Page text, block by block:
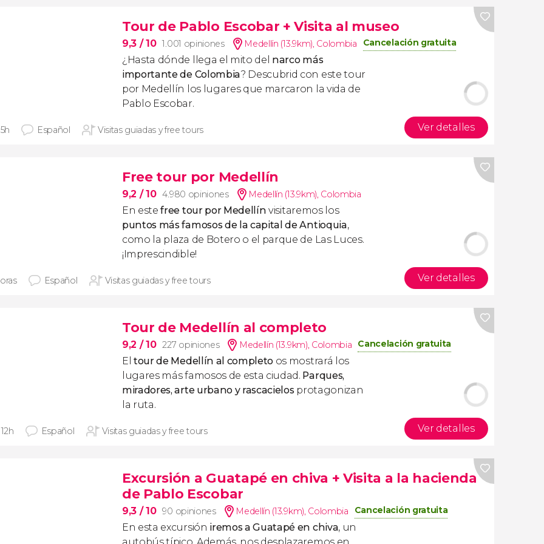
Tour de Pablo Escobar + Visita al museo
9,3 / 10 1.001 opiniones Medellín (13.9km), Colombia Cancelación gratuita
¿Hasta dónde llega el mito del narco más
importante de Colombia? Descubrid con este tour
por Medellín los lugares que marcaron la vida de
Pablo Escobar.
Español Visitas guiadas y free tours Ver detalles
Free tour por Medellín
9,2 / 10 4.980 opiniones Medellín (13.9km), Colombia
En estefree tour por Medellín visitaremos los
puntos más famosos de la capital de Antioquia,
como la plaza de Botero o el parque de Las Luces.
¡Imprescindible!
Español Visitas guiadas y free tours Ver detalles
Tour de Medellín al completo
9,2 / 10 227 opiniones Medellín (13.9km), Colombia Cancelación gratuita
Eltour de Medellín al completo os mostrará los
lugares más famosos de esta ciudad. Parques,
miradores, arte urbano y rascacielosprotagonizan
la ruta.
Español Visitas guiadas y free tours Ver detalles
Excursión a Guatapé en chiva + Visita a la hacienda
de Pablo Escobar
9,3 / 10 90 opiniones Medellín (13.9km), Colombia Cancelación gratuita
En esta excursión iremos a Guatapé en chiva, un